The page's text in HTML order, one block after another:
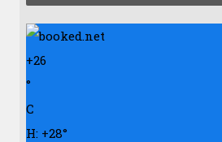
+26
°
C
H: +28°